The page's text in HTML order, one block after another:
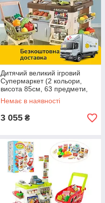
Дитячий великий ігровий
Супермаркет (2 кольори,
висота 85см, 63 предмети,
світло, звук, каса, сканер)
668-105-06
Немає в наявності
3 055 ₴